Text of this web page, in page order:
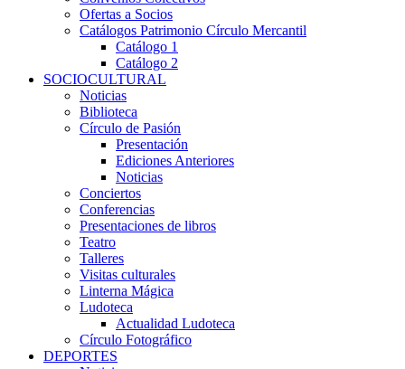
Ofertas a Socios
Catálogos Patrimonio Círculo Mercantil
Catálogo 1
Catálogo 2
SOCIOCULTURAL
Noticias
Biblioteca
Círculo de Pasión
Presentación
Ediciones Anteriores
Noticias
Conciertos
Conferencias
Presentaciones de libros
Teatro
Talleres
Visitas culturales
Linterna Mágica
Ludoteca
Actualidad Ludoteca
Círculo Fotográfico
DEPORTES